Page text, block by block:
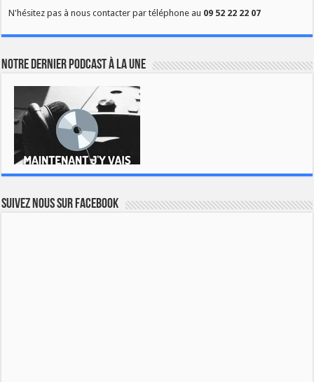
N'hésitez pas à nous contacter par téléphone au 09 52 22 22 07
Notre dernier podcast à la une
Suivez nous sur Facebook